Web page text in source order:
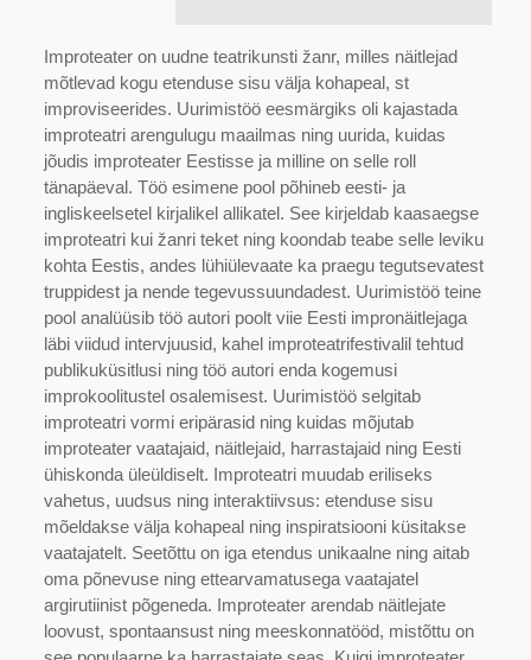
Improteater on uudne teatrikunsti žanr, milles näitlejad
mõtlevad kogu etenduse sisu välja kohapeal, st
improviseerides. Uurimistöö eesmärgiks oli kajastada
improteatri arengulugu maailmas ning uurida, kuidas
jõudis improteater Eestisse ja milline on selle roll
tänapäeval. Töö esimene pool põhineb eesti- ja
ingliskeelsetel kirjalikel allikatel. See kirjeldab kaasaegse
improteatri kui žanri teket ning koondab teabe selle leviku
kohta Eestis, andes lühiülevaate ka praegu tegutsevatest
truppidest ja nende tegevussuundadest. Uurimistöö teine
pool analüüsib töö autori poolt viie Eesti impronäitlejaga
läbi viidud intervjuusid, kahel improteatrifestivalil tehtud
publikuküsitlusi ning töö autori enda kogemusi
improkoolitustel osalemisest. Uurimistöö selgitab
improteatri vormi eripärasid ning kuidas mõjutab
improteater vaatajaid, näitlejaid, harrastajaid ning Eesti
ühiskonda üleüldiselt. Improteatri muudab eriliseks
vahetus, uudsus ning interaktiivsus: etenduse sisu
mõeldakse välja kohapeal ning inspiratsiooni küsitakse
vaatajatelt. Seetõttu on iga etendus unikaalne ning aitab
oma põnevuse ning ettearvamatusega vaatajatel
argirutiinist põgeneda. Improteater arendab näitlejate
loovust, spontaansust ning meeskonnatööd, mistõttu on